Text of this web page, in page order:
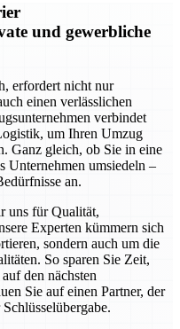
und gewerbliche
erfordert nicht nur
einen verlässlichen
verbindet
um Ihren Umzug
Ganz gleich, ob Sie in eine
Unternehmen umsiedeln –
an.
uns für Qualität,
Experten kümmern sich
sondern auch um die
So sparen Sie Zeit,
den nächsten
Sie auf einen Partner, der